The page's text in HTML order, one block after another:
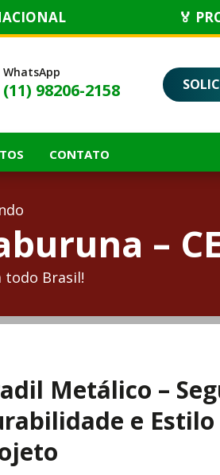
🏅
WhatsApp
(11) 98206-2158
CONTATO
–
todo Brasil!
Metálico –
e